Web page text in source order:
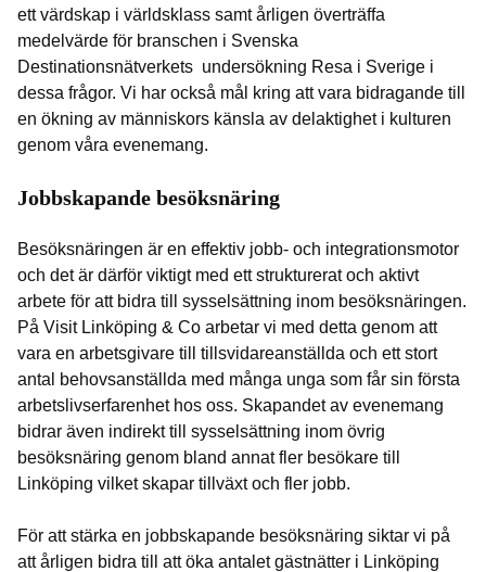
ett värdskap i världsklass samt årligen överträffa
medelvärde för branschen i Svenska
Destinationsnätverkets undersökning Resa i Sverige i
dessa frågor. Vi har också mål kring att vara bidragande till
en ökning av människors känsla av delaktighet i kulturen
genom våra evenemang.
Jobbskapande besöksnäring
Besöksnäringen är en effektiv jobb- och integrationsmotor
och det är därför viktigt med ett strukturerat och aktivt
arbete för att bidra till sysselsättning inom besöksnäringen.
På Visit Linköping & Co arbetar vi med detta genom att
vara en arbetsgivare till tillsvidareanställda och ett stort
antal behovsanställda med många unga som får sin första
arbetslivserfarenhet hos oss. Skapandet av evenemang
bidrar även indirekt till sysselsättning inom övrig
besöksnäring genom bland annat fler besökare till
Linköping vilket skapar tillväxt och fler jobb.
För att stärka en jobbskapande besöksnäring siktar vi på
att årligen bidra till att öka antalet gästnätter i Linköping